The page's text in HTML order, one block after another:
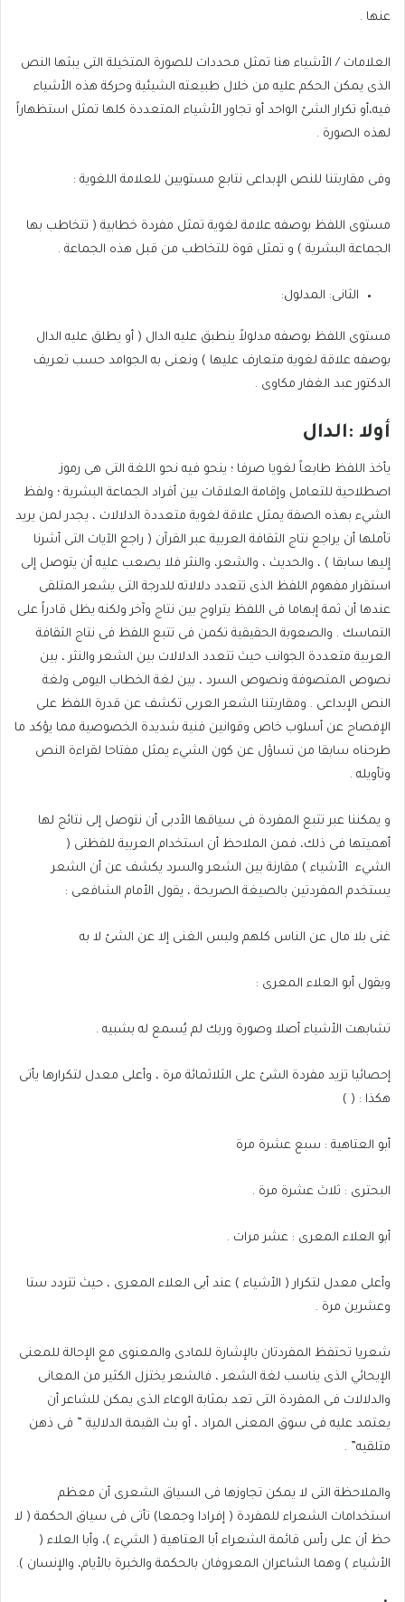
عنها .
العلامات / الأشياء هنا تمثل محددات للصورة المتخيلة التى يبثها النص
الذى يمكن الحكم عليه من خلال طبيعته الشيئية وحركة هذه الأشياء
فيه،أو تكرار الشئ الواحد أو تجاور الأشياء المتعددة كلها تمثل استظهاراً
لهذه الصورة .
وفى مقاربتنا للنص الإبداعى نتابع مستويين للعلامة اللغوية :
مستوى اللفظ بوصفه علامة لغوية تمثل مفردة خطابية ( تتخاطب بها
الجماعة البشرية ) و تمثل قوة للتخاطب من قبل هذه الجماعة .
الثانى: المدلول:
مستوى اللفظ بوصفه مدلولاً ينطبق عليه الدال ( أو يطلق عليه الدال
بوصفه علاقة لغوية متعارف عليها ) ونعنى به الجوامد حسب تعريف
الدكتور عبد الغفار مكاوى .
أولا :الدال
يأخذ اللفظ طابعاً لغويا صرفا ؛ ينحو فيه نحو اللغة التى هى رموز
اصطلاحية للتعامل وإقامة العلاقات بين أفراد الجماعة البشرية ؛ ولفظ
الشيء بهذه الصفة يمثل علاقة لغوية متعددة الدلالات ، يجدر لمن يريد
تأملها أن يراجع نتاج الثقافة العربية عبر القرآن ( راجع الآيات التى أشرنا
إليها سابقا ) ، والحديث ، والشعر، والنثر فلا يصعب عليه أن يتوصل إلى
استقرار مفهوم اللفظ الذى تتعدد دلالاته للدرجة التى يشعر المتلقى
عندها أن ثمة إبهاما فى اللفظ يتراوح بين نتاج وآخر ولكنه يظل قادراً على
التماسك . والصعوبة الحقيقية تكمن فى تتبع اللفظ فى نتاج الثقافة
العربية متعددة الجوانب حيث تتعدد الدلالات بين الشعر والنثر ، بين
نصوص المتصوفة ونصوص السرد ، بين لغة الخطاب اليومى ولغة
النص الإبداعى . ومقاربتنا الشعر العربى تكشف عن قدرة اللفظ على
الإفصاح عن أسلوب خاص وقوانين فنية شديدة الخصوصية مما يؤكد ما
طرحناه سابقا من تساؤل عن كون الشيء يمثل مفتاحا لقراءة النص
وتأويله .
و يمكننا عبر تتبع المفردة فى سياقها الأدبى أن نتوصل إلى نتائج لها
أهميتها فى ذلك، فمن الملاحظ أن استخدام العربية للفظتى (
الشيء الأشياء ) مقارنة بين الشعر والسرد يكشف عن أن الشعر
يستخدم المفردتين بالصيغة الصريحة ، يقول الأمام الشافعى :
غنى بلا مال عن الناس كلهم وليس الغنى إلا عن الشئ لا به
ويقول أبو العلاء المعرى :
تشابهت الأشياء أصلا وصورة وربك لم يُسمع له بشبيه .
إحصائيا تزيد مفردة الشئ على الثلاثمائة مرة ، وأعلى معدل لتكرارها يأتى
هكذا : ( )
أبو العتاهية : سبع عشرة مرة
البحترى : ثلاث عشرة مرة .
أبو العلاء المعرى : عشر مرات .
وأعلى معدل لتكرار ( الأشياء ) عند أبى العلاء المعرى ، حيث تتردد ستا
وعشرين مرة .
شعريا تحتفظ المفردتان بالإشارة للمادى والمعنوى مع الإحالة للمعنى
الإيحائي الذى يناسب لغة الشعر ، فالشعر يختزل الكثير من المعانى
والدلالات فى المفردة التى تعد بمثابة الوعاء الذى يمكن للشاعر أن
يعتمد عليه فى سوق المعنى المراد ، أو بث القيمة الدلالية ” فى ذهن
متلقيه” .
والملاحظة التى لا يمكن تجاوزها فى السياق الشعرى أن معظم
استخدامات الشعراء للمفردة ( إفرادا وجمعا) تأتى فى سياق الحكمة ( لا
حظ أن على رأس قائمة الشعراء أبا العتاهية ( الشيء )، وأبا العلاء (
الأشياء ) وهما الشاعران المعروفان بالحكمة والخبرة بالأيام، والإنسان ).